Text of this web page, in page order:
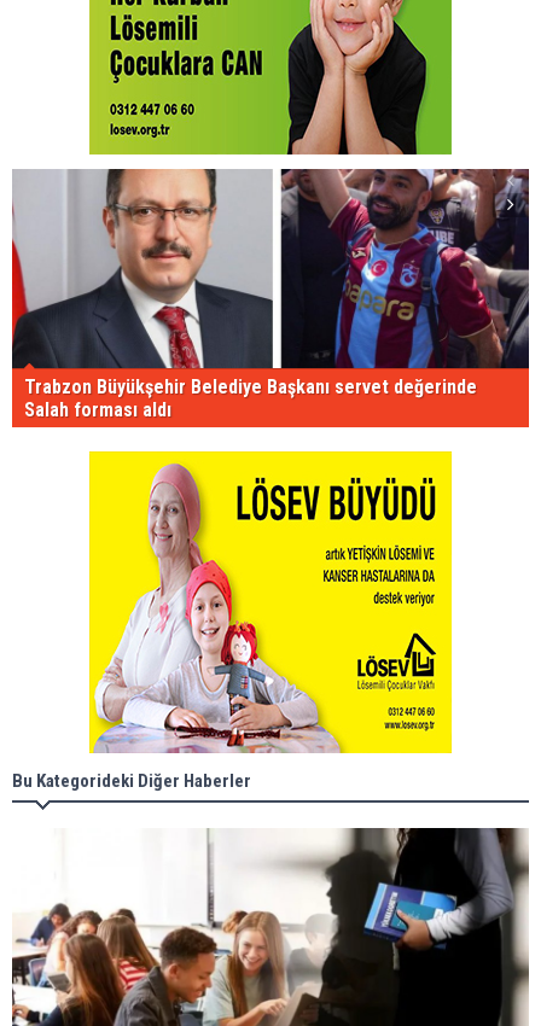
Trabzon Büyükşehir Belediye Başkanı servet değerinde
Salah forması aldı
Bu Kategorideki Diğer Haberler